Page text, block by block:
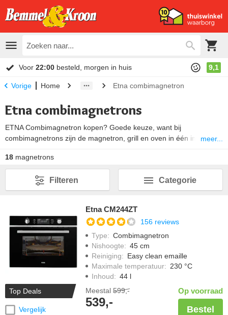
Voor 22:00 besteld, morgen in huis 9,1
Vorige Home Etna combimagnetron
Etna combimagnetrons
ETNA Combimagnetron kopen? Goede keuze, want bij
combimagnetrons zijn de magnetron, grill en oven in één inbouw
deze functies afzonderlijk, maar ook gecombineerd te gebruiken.
Etna heeft een ruim assortiment in zwart en/of RVS uitgevoerde
inbouw combimagnetrons met een inhoud van 25 tot 71 liter. Bekijk
hieronder alle Etna inbouw combimagnetrons.
meer...
18 magnetrons
Categorie
Filteren
Top Deals
Vergelijk
Etna CM244ZT
156 reviews
Type: Combimagnetron
Nishoogte: 45 cm
Reiniging: Easy clean emaille
Maximale temperatuur: 230 °C
Inhoud: 44 l
Meestal 599,-
539,-
Op voorraad
Bestel